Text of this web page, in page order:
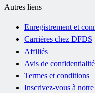
Autres liens
Enregistrement et
Carrières chez DFDS
Affiliés
Avis de confidentialité
Termes et conditions
Inscrivez-vous à